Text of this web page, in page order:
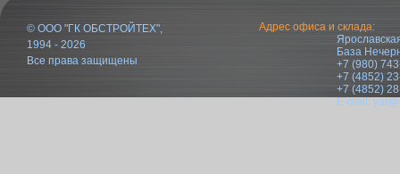
© ООО "ГК ОБСТРОЙТЕХ",
1994 - 2026
Все права защищены
Адрес офиса и склада:
База
+7 (980)
+7 (4852)
+7 (4852)
E-mail: